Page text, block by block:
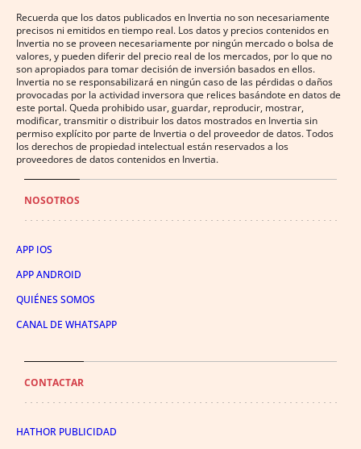
Recuerda que los datos publicados en Invertia no son necesariamente
precisos ni emitidos en tiempo real. Los datos y precios contenidos en
Invertia no se proveen necesariamente por ningún mercado o bolsa de
valores, y pueden diferir del precio real de los mercados, por lo que no
son apropiados para tomar decisión de inversión basados en ellos.
Invertia no se responsabilizará en ningún caso de las pérdidas o daños
provocadas por la actividad inversora que relices basándote en datos de
este portal. Queda prohibido usar, guardar, reproducir, mostrar,
modificar, transmitir o distribuir los datos mostrados en Invertia sin
permiso explícito por parte de Invertia o del proveedor de datos. Todos
los derechos de propiedad intelectual están reservados a los
proveedores de datos contenidos en Invertia.
NOSOTROS
APP IOS
APP ANDROID
QUIÉNES SOMOS
CANAL DE WHATSAPP
CONTACTAR
HATHOR PUBLICIDAD